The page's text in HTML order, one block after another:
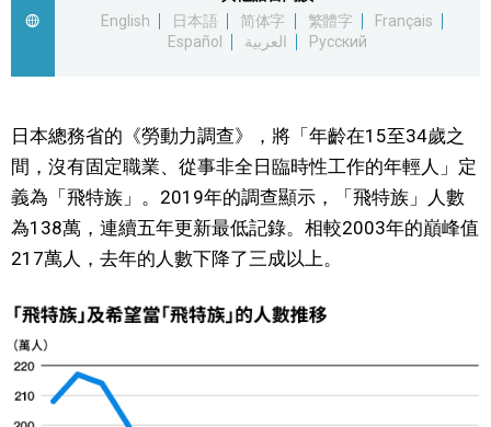
政治外交
社會
文化
科學技術
official SNS
English
日本語 简体字 繁體字
Français
Español
العربية Русский
日本總務省的《勞動力調查》，將「年齡在15至34歲之
間，沒有固定職業、從事非全日臨時性工作的年輕人」定
義為「飛特族」。2019年的調查顯示，「飛特族」人數
為138萬，連續五年更新最低記錄。相較2003年的巔峰值
217萬人，去年的人數下降了三成以上。